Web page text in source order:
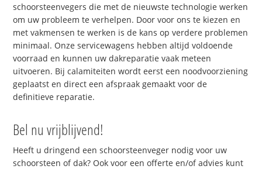
schoorsteenvegers die met de nieuwste technologie werken
om uw probleem te verhelpen. Door voor ons te kiezen en
met vakmensen te werken is de kans op verdere problemen
minimaal. Onze servicewagens hebben altijd voldoende
voorraad en kunnen uw dakreparatie vaak meteen
uitvoeren. Bij calamiteiten wordt eerst een noodvoorziening
geplaatst en direct een afspraak gemaakt voor de
definitieve reparatie.
Bel nu vrijblijvend!
Heeft u dringend een schoorsteenveger nodig voor uw
schoorsteen of dak? Ook voor een offerte en/of advies kunt